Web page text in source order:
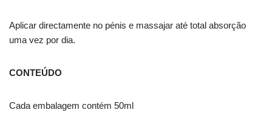
Aplicar directamente no pénis e massajar até total absorção
uma vez por dia.
CONTEÚDO
Cada embalagem contém 50ml